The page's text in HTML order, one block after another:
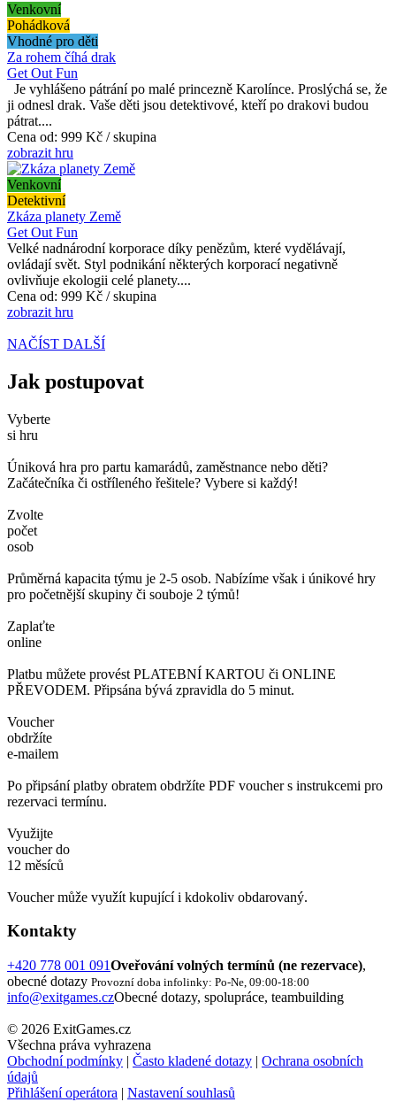
Venkovní
Pohádková
Vhodné pro děti
Za rohem číhá drak
Get Out Fun
Je vyhlášeno pátrání po malé princezně Karolínce. Proslýchá se, že
ji odnesl drak. Vaše děti jsou detektivové, kteří po drakovi budou
pátrat....
Cena od: 999 Kč / skupina
zobrazit hru
Venkovní
Detektivní
Zkáza planety Země
Get Out Fun
Velké nadnárodní korporace díky penězům, které vydělávají,
ovládají svět. Styl podnikání některých korporací negativně
ovlivňuje ekologii celé planety....
Cena od: 999 Kč / skupina
zobrazit hru
NAČÍST DALŠÍ
Jak postupovat
Vyberte
si hru
Úniková hra pro partu kamarádů, zaměstnance nebo děti?
Začátečníka či ostříleného řešitele? Vybere si každý!
Zvolte
počet
osob
Průměrná kapacita týmu je 2-5 osob. Nabízíme však i únikové hry
pro početnější skupiny či souboje 2 týmů!
Zaplaťte
online
Platbu můžete provést PLATEBNÍ KARTOU či ONLINE
PŘEVODEM. Připsána bývá zpravidla do 5 minut.
Voucher
obdržíte
e-mailem
Po připsání platby obratem obdržíte PDF voucher s instrukcemi pro
rezervaci termínu.
Využijte
voucher do
12 měsíců
Voucher může využít kupující i kdokoliv obdarovaný.
Kontakty
+420 778 001 091Oveřování volných termínů (ne rezervace),
obecné dotazy Provozní doba infolinky: Po-Ne, 09:00-18:00
info@exitgames.czObecné dotazy, spolupráce, teambuilding
© 2026 ExitGames.cz
Všechna práva vyhrazena
Obchodní podmínky | Často kladené dotazy | Ochrana osobních
údajů
Přihlášení operátora | Nastavení souhlasů